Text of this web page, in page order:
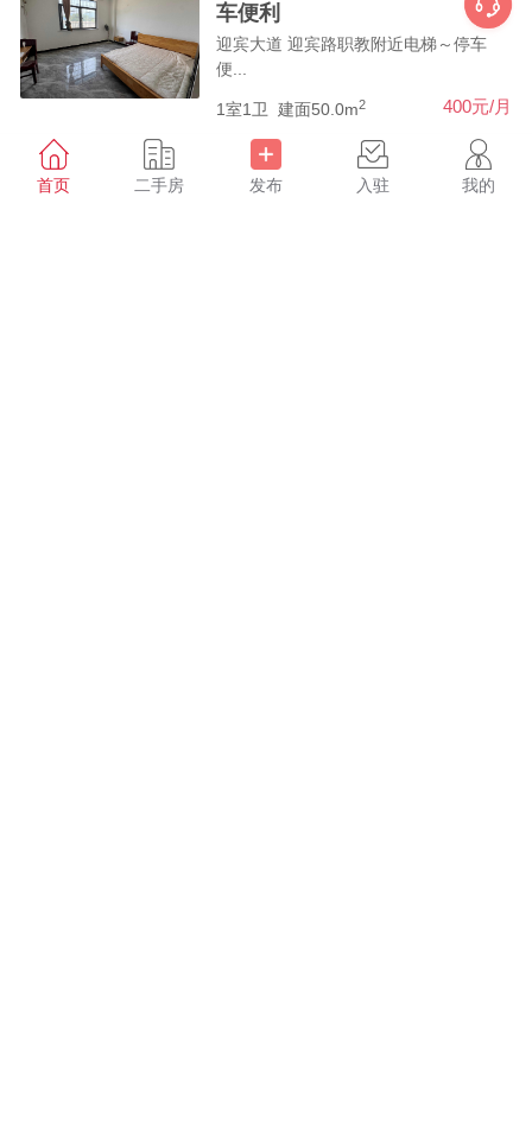
车便利
迎宾大道 迎宾路职教附近电梯～停车
便...
1室1卫 建面50.0m2 400元/月
政府附近4楼～拎包入住
首页 二手房 发布 入驻 我的